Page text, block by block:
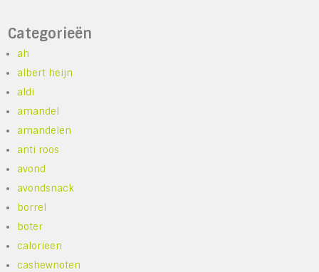
Categorieën
ah
albert heijn
aldi
amandel
amandelen
anti roos
avond
avondsnack
borrel
boter
calorieen
cashewnoten